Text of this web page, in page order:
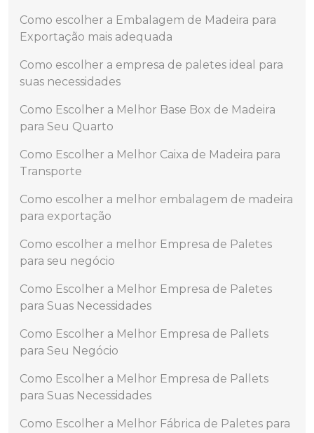
Como escolher a Embalagem de Madeira para
Exportação mais adequada
Como escolher a empresa de paletes ideal para
suas necessidades
Como Escolher a Melhor Base Box de Madeira
para Seu Quarto
Como Escolher a Melhor Caixa de Madeira para
Transporte
Como escolher a melhor embalagem de madeira
para exportação
Como escolher a melhor Empresa de Paletes
para seu negócio
Como Escolher a Melhor Empresa de Paletes
para Suas Necessidades
Como Escolher a Melhor Empresa de Pallets
para Seu Negócio
Como Escolher a Melhor Empresa de Pallets
para Suas Necessidades
Como Escolher a Melhor Fábrica de Paletes para